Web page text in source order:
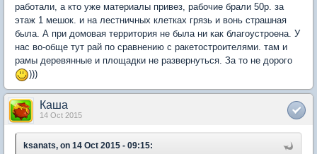
работали, а кто уже материалы привез, рабочие брали 50р. за
этаж 1 мешок. и на лестничных клетках грязь и вонь страшная
была. А при домовая территория не была ни как благоустроена. У
нас во-обще тут рай по сравнению с ракетостроителями. там и
рамы деревянные и площадки не развернуться. За то не дорого
)))
Каша
14 Oct 2015
ksanats, on 14 Oct 2015 - 09:15: